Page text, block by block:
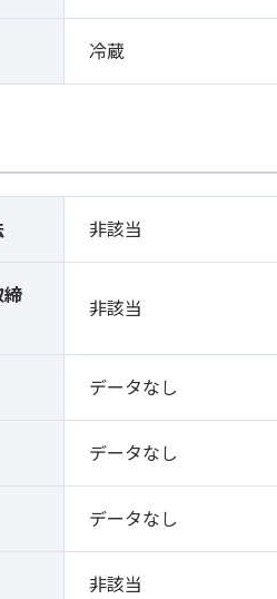
冷蔵
非該当
非該当
データなし
データなし
データなし
非該当